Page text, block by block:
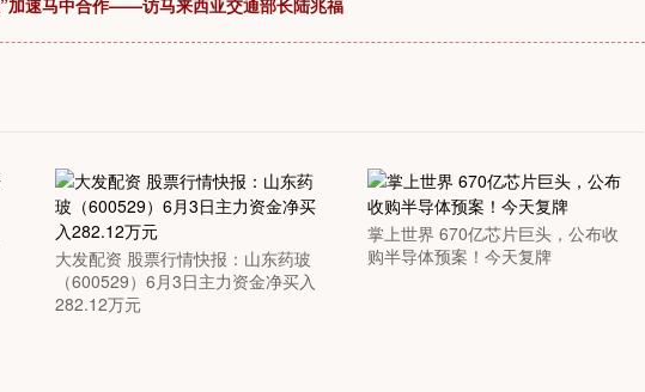
加速马中合作——访马来西亚交通部长陆兆福
大发配资 股票行情快报：山东药玻
（600529）6月3日主力资金净买入
282.12万元
掌上世界 670亿芯片巨头，公布收
购半导体预案！今天复牌